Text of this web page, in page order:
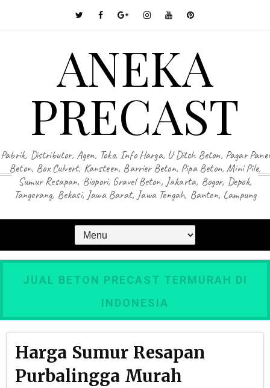
ANEKA
PRECAST
Pabrik, Distributor, Agen, Toko, Info Harga, U Ditch Beton, Pagar Panel
Beton, Box Culvert, Kansteen, Barrier Beton, Pipa Beton, Mini Pile,
Sumur Resapan, Biopori, Gravel Beton, Jakarta, Bogor, Depok,
Tangerang, Bekasi, Jawa Barat, Jawa Tengah, Banten, Lampung
JUAL BETON PRECAST TERMURAH DI
INDONESIA
Harga Sumur Resapan
Purbalingga Murah